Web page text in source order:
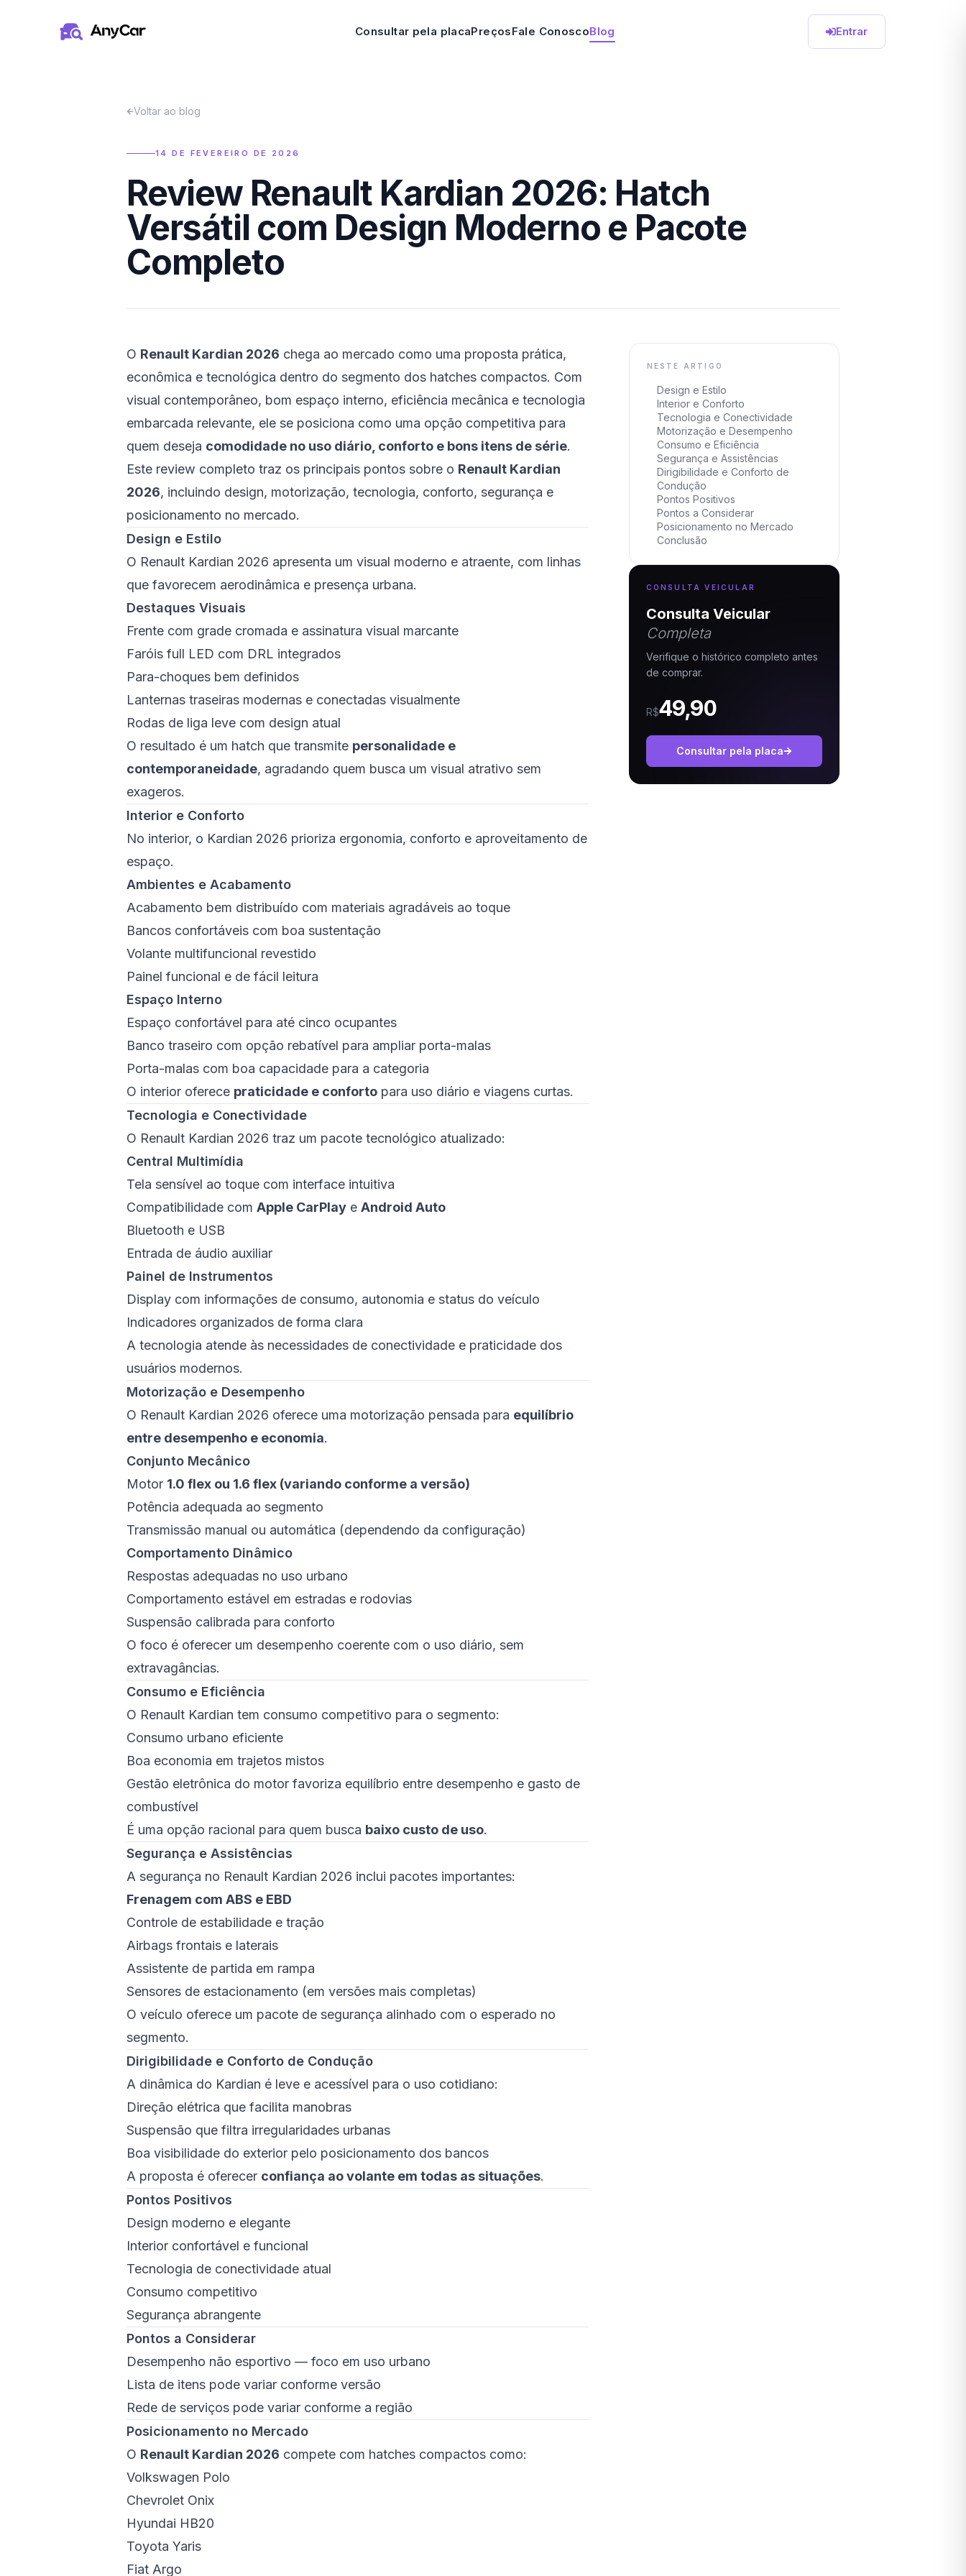
Consultar pela placaPreçosFale ConoscoBlog Entrar
Voltar ao blog
14 DE FEVEREIRO DE 2026
Review Renault Kardian 2026: Hatch
Versátil com Design Moderno e Pacote
Completo
O Renault Kardian 2026 chega ao mercado como uma proposta prática,
econômica e tecnológica dentro do segmento dos hatches compactos. Com
visual contemporâneo, bom espaço interno, eficiência mecânica e tecnologia
embarcada relevante, ele se posiciona como uma opção competitiva para
quem deseja comodidade no uso diário, conforto e bons itens de série.
Este review completo traz os principais pontos sobre o Renault Kardian
2026, incluindo design, motorização, tecnologia, conforto, segurança e
posicionamento no mercado.
Design e Estilo
O Renault Kardian 2026 apresenta um visual moderno e atraente, com linhas
que favorecem aerodinâmica e presença urbana.
Destaques Visuais
Frente com grade cromada e assinatura visual marcante
Faróis full LED com DRL integrados
Para-choques bem definidos
Lanternas traseiras modernas e conectadas visualmente
Rodas de liga leve com design atual
O resultado é um hatch que transmite personalidade e
contemporaneidade, agradando quem busca um visual atrativo sem
exageros.
Interior e Conforto
No interior, o Kardian 2026 prioriza ergonomia, conforto e aproveitamento de
espaço.
Ambientes e Acabamento
Acabamento bem distribuído com materiais agradáveis ao toque
Bancos confortáveis com boa sustentação
Volante multifuncional revestido
Painel funcional e de fácil leitura
Espaço Interno
Espaço confortável para até cinco ocupantes
Banco traseiro com opção rebatível para ampliar porta-malas
Porta-malas com boa capacidade para a categoria
O interior oferece praticidade e conforto para uso diário e viagens curtas.
Tecnologia e Conectividade
O Renault Kardian 2026 traz um pacote tecnológico atualizado:
Central Multimídia
Tela sensível ao toque com interface intuitiva
Compatibilidade com Apple CarPlay e Android Auto
Bluetooth e USB
Entrada de áudio auxiliar
Painel de Instrumentos
Display com informações de consumo, autonomia e status do veículo
Indicadores organizados de forma clara
A tecnologia atende às necessidades de conectividade e praticidade dos
usuários modernos.
Motorização e Desempenho
O Renault Kardian 2026 oferece uma motorização pensada para equilíbrio
entre desempenho e economia.
Conjunto Mecânico
Motor 1.0 flex ou 1.6 flex (variando conforme a versão)
Potência adequada ao segmento
Transmissão manual ou automática (dependendo da configuração)
Comportamento Dinâmico
Respostas adequadas no uso urbano
Comportamento estável em estradas e rodovias
Suspensão calibrada para conforto
O foco é oferecer um desempenho coerente com o uso diário, sem
extravagâncias.
Consumo e Eficiência
O Renault Kardian tem consumo competitivo para o segmento:
Consumo urbano eficiente
Boa economia em trajetos mistos
Gestão eletrônica do motor favoriza equilíbrio entre desempenho e gasto de
combustível
É uma opção racional para quem busca baixo custo de uso.
Segurança e Assistências
A segurança no Renault Kardian 2026 inclui pacotes importantes:
Frenagem com ABS e EBD
Controle de estabilidade e tração
Airbags frontais e laterais
Assistente de partida em rampa
Sensores de estacionamento (em versões mais completas)
O veículo oferece um pacote de segurança alinhado com o esperado no
segmento.
Dirigibilidade e Conforto de Condução
A dinâmica do Kardian é leve e acessível para o uso cotidiano:
Direção elétrica que facilita manobras
Suspensão que filtra irregularidades urbanas
Boa visibilidade do exterior pelo posicionamento dos bancos
A proposta é oferecer confiança ao volante em todas as situações.
Pontos Positivos
Design moderno e elegante
Interior confortável e funcional
Tecnologia de conectividade atual
Consumo competitivo
Segurança abrangente
Pontos a Considerar
Desempenho não esportivo — foco em uso urbano
Lista de itens pode variar conforme versão
Rede de serviços pode variar conforme a região
Posicionamento no Mercado
O Renault Kardian 2026 compete com hatches compactos como:
Volkswagen Polo
Chevrolet Onix
Hyundai HB20
Toyota Yaris
Fiat Argo
NESTE ARTIGO
Design e Estilo
Interior e Conforto
Tecnologia e Conectividade
Motorização e Desempenho
Consumo e Eficiência
Segurança e Assistências
Dirigibilidade e Conforto de
Condução
Pontos Positivos
Pontos a Considerar
Posicionamento no Mercado
Conclusão
CONSULTA VEICULAR
Consulta Veicular
Completa
Verifique o histórico completo antes
de comprar.
R$49,90
Consultar pela placa